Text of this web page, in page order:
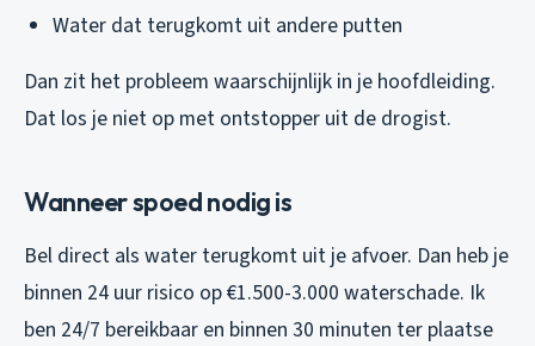
Water dat terugkomt uit andere putten
Dan zit het probleem waarschijnlijk in je hoofdleiding.
Dat los je niet op met ontstopper uit de drogist.
Wanneer spoed nodig is
Bel direct als water terugkomt uit je afvoer. Dan heb je
binnen 24 uur risico op €1.500-3.000 waterschade. Ik
ben 24/7 bereikbaar en binnen 30 minuten ter plaatse